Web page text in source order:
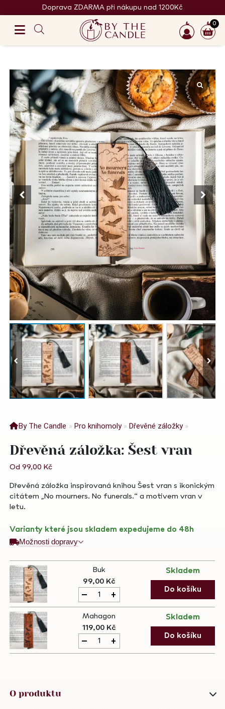
Doprava ZDARMA při nákupu nad 1200Kč
0
By The Candle » Pro knihomoly » Dřevěné záložky »
Dřevěná záložka: Šest vran
Od99,00 Kč
Dřevěná záložka inspirovaná knihou Šest vran s ikonickým
citátem „No mourners. No funerals.“ a motivem vran v
letu.
Varianty které jsou skladem expedujeme do 48h
Možnosti dopravy
Buk
99,00 Kč
Dřevěná
záložka:
vran
quantity
+
Skladem
Do košíku
Mahagon
119,00 Kč
Dřevěná
záložka:
+
Skladem
Do košíku
O produktu